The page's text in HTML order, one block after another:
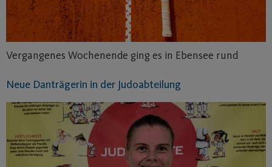
Vergangenes Wochenende ging es in Ebensee rund
Neue Danträgerin in der Judoabteilung